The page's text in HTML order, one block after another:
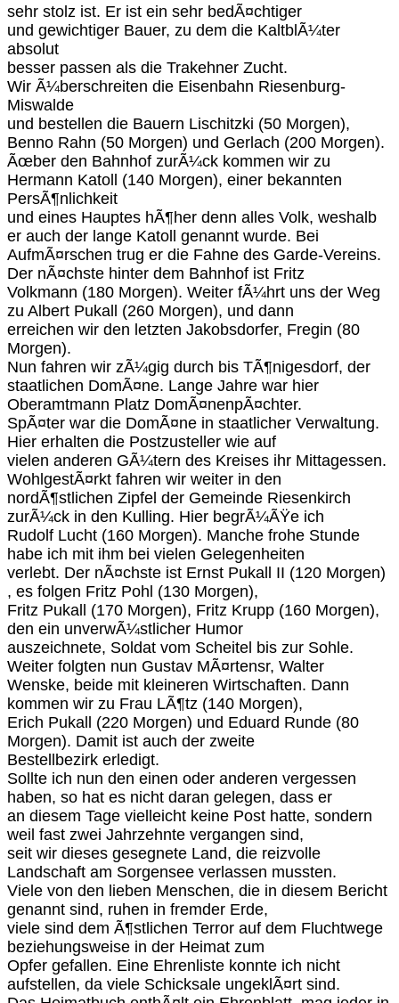
sehr stolz ist. Er ist ein sehr bedÃ¤chtiger
und gewichtiger Bauer, zu dem die KaltblÃ¼ter
absolut
besser passen als die Trakehner Zucht.
Wir Ã¼berschreiten die Eisenbahn Riesenburg-
Miswalde
und bestellen die Bauern Lischitzki (50 Morgen),
Benno Rahn (50 Morgen) und Gerlach (200 Morgen).
Ãœber den Bahnhof zurÃ¼ck kommen wir zu
Hermann Katoll (140 Morgen), einer bekannten
PersÃ¶nlichkeit
und eines Hauptes hÃ¶her denn alles Volk, weshalb
er auch der lange Katoll genannt wurde. Bei
AufmÃ¤rschen trug er die Fahne des Garde-Vereins.
Der nÃ¤chste hinter dem Bahnhof ist Fritz
Volkmann (180 Morgen). Weiter fÃ¼hrt uns der Weg
zu Albert Pukall (260 Morgen), und dann
erreichen wir den letzten Jakobsdorfer, Fregin (80
Morgen).
Nun fahren wir zÃ¼gig durch bis TÃ¶nigesdorf, der
staatlichen DomÃ¤ne. Lange Jahre war hier
Oberamtmann Platz DomÃ¤nenpÃ¤chter.
SpÃ¤ter war die DomÃ¤ne in staatlicher Verwaltung.
Hier erhalten die Postzusteller wie auf
vielen anderen GÃ¼tern des Kreises ihr Mittagessen.
WohlgestÃ¤rkt fahren wir weiter in den
nordÃ¶stlichen Zipfel der Gemeinde Riesenkirch
zurÃ¼ck in den Kulling. Hier begrÃ¼ÃŸe ich
Rudolf Lucht (160 Morgen). Manche frohe Stunde
habe ich mit ihm bei vielen Gelegenheiten
verlebt. Der nÃ¤chste ist Ernst Pukall II (120 Morgen)
, es folgen Fritz Pohl (130 Morgen),
Fritz Pukall (170 Morgen), Fritz Krupp (160 Morgen),
den ein unverwÃ¼stlicher Humor
auszeichnete, Soldat vom Scheitel bis zur Sohle.
Weiter folgten nun Gustav MÃ¤rtensr, Walter
Wenske, beide mit kleineren Wirtschaften. Dann
kommen wir zu Frau LÃ¶tz (140 Morgen),
Erich Pukall (220 Morgen) und Eduard Runde (80
Morgen). Damit ist auch der zweite
Bestellbezirk erledigt.
Sollte ich nun den einen oder anderen vergessen
haben, so hat es nicht daran gelegen, dass er
an diesem Tage vielleicht keine Post hatte, sondern
weil fast zwei Jahrzehnte vergangen sind,
seit wir dieses gesegnete Land, die reizvolle
Landschaft am Sorgensee verlassen mussten.
Viele von den lieben Menschen, die in diesem Bericht
genannt sind, ruhen in fremder Erde,
viele sind dem Ã¶stlichen Terror auf dem Fluchtwege
beziehungsweise in der Heimat zum
Opfer gefallen. Eine Ehrenliste konnte ich nicht
aufstellen, da viele Schicksale ungeklÃ¤rt sind.